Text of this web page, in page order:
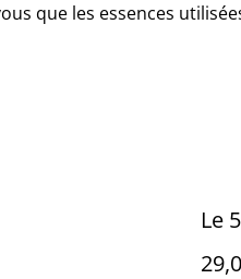
que les essences
Le